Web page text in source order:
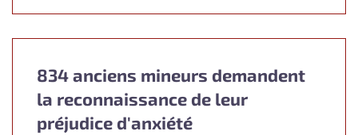
834 anciens mineurs demandent
la reconnaissance de leur
préjudice d'anxiété